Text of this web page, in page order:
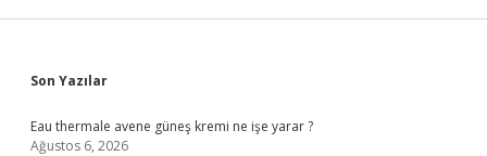
Sidebar
Son Yazılar
Eau thermale avene güneş kremi ne işe yarar ?
Ağustos 6, 2026